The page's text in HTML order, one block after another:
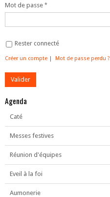
Evénementiel
Mot de passe
Rester connecté
Créer un compte | Mot de passe perdu ?
Agenda
Caté
Messes festives
Réunion d'équipes
Eveil à la foi
Aumonerie